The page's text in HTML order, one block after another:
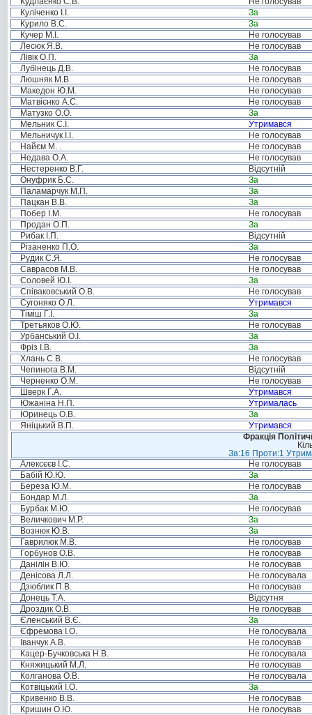
Куліченко І.І.
За
Курило В.С.
За
Кучер М.І.
Не голосував
Лесюк Я.В.
Не голосував
Лівік О.П.
За
Лубінець Д.В.
Не голосував
Люшняк М.В.
Не голосував
Македон Ю.М.
Не голосував
Матвієнко А.С.
Не голосував
Матузко О.О.
За
Мельник С.І.
Утримався
Мельничук І.І.
Не голосував
Найєм М. .
Не голосував
Недава О.А.
Не голосував
Нестеренко В.Г.
Відсутній
Онуфрик Б.С.
За
Паламарчук М.П.
За
Пацкан В.В.
За
Побер І.М.
Не голосував
Продан О.П.
За
Рибак І.П.
Відсутній
Різаненко П.О.
За
Рудик С.Я.
Не голосував
Саврасов М.В.
Не голосував
Соловей Ю.І.
За
Співаковський О.В.
Не голосував
Сугоняко О.Л.
Утримався
Тіміш Г.І.
За
Третьяков О.Ю.
Не голосував
Урбанський О.І.
За
Фріз І.В.
За
Хлань С.В.
Не голосував
Чепинога В.М.
Відсутній
Черненко О.М.
Не голосував
Шверк Г.А.
Утримався
Южаніна Н.П.
Утрималась
Юринець О.В.
За
Яніцький В.П.
Утримався
Фракція
За:16 Проти:1
Алексєєв І.С.
Не голосував
Бабій Ю.Ю.
За
Береза Ю.М.
Не голосував
Бондар М.Л.
За
Бурбак М.Ю.
Не голосував
Величкович М.Р.
За
Вознюк Ю.В.
За
Гаврилюк М.В.
Не голосував
Горбунов О.В.
Не голосував
Данілін В.Ю.
Не голосував
Денісова Л.Л.
Не голосувала
Дзюблик П.В.
Не голосував
Донець Т.А.
Відсутня
Дроздик О.В.
Не голосував
Єленський В.Є.
За
Єфремова І.О.
Не голосувала
Іванчук А.В.
Не голосував
Кацер-Бучковська Н.В.
Не голосувала
Княжицький М.Л.
Не голосував
Колганова О.В.
Не голосувала
Котвіцький І.О.
За
Кривенко В.В.
Не голосував
Кришин О.Ю.
Не голосував